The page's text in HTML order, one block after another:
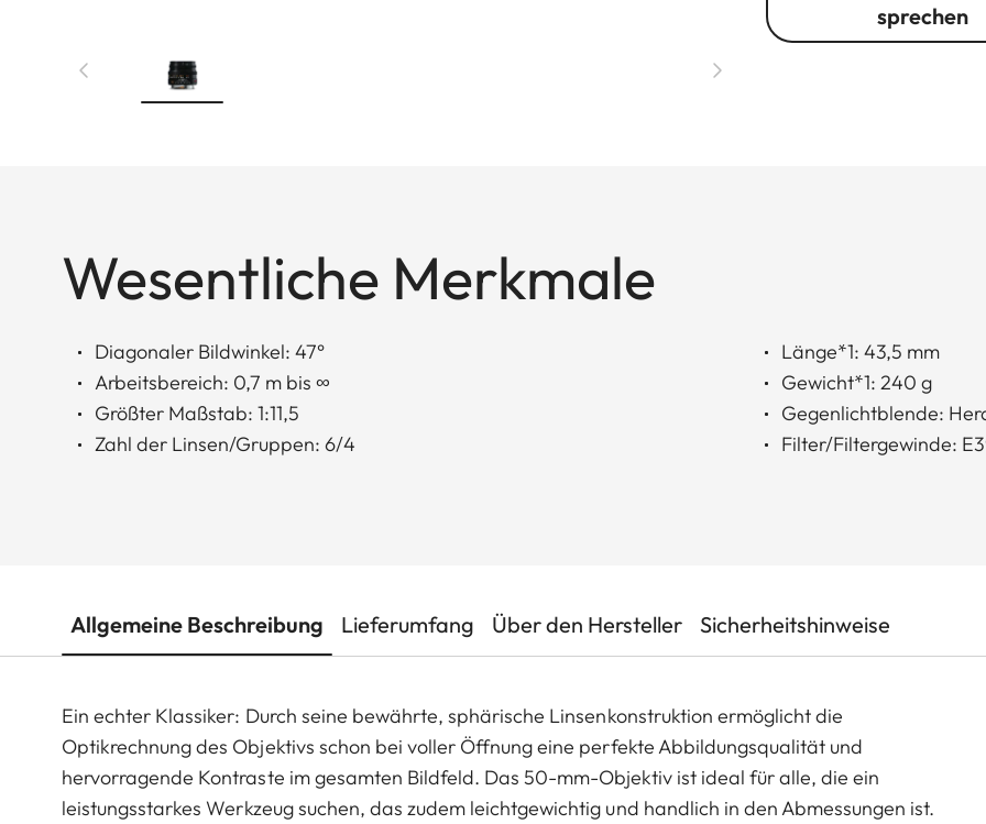
sprechen
Wesentliche Merkmale
Diagonaler Bildwinkel: 47°
Arbeitsbereich: 0,7 m bis ∞
Größter Maßstab: 1:11,5
Zahl der Linsen/Gruppen: 6/4
Länge*1: 43,5 mm
Gewicht*1: 240 g
Gegenlichtblende:
Filter/Filtergewinde:
Allgemeine Beschreibung Lieferumfang Über den Hersteller Sicherheitshinweise
Ein echter Klassiker: Durch seine bewährte, sphärische Linsenkonstruktion ermöglicht die
Optikrechnung des Objektivs schon bei voller Öffnung eine perfekte Abbildungsqualität und
hervorragende Kontraste im gesamten Bildfeld. Das 50-mm-Objektiv ist ideal für alle, die ein
leistungsstarkes Werkzeug suchen, das zudem leichtgewichtig und handlich in den Abmessungen ist.